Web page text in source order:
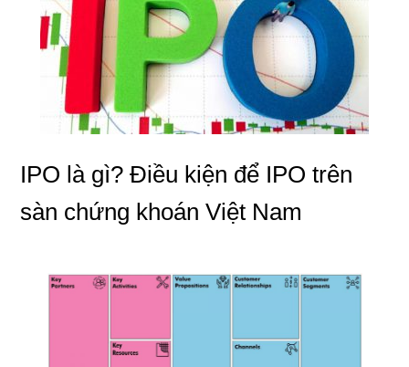
IPO là gì? Điều kiện để IPO trên
sàn chứng khoán Việt Nam